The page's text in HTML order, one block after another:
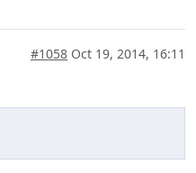
#1058 Oct 19, 2014, 16:11